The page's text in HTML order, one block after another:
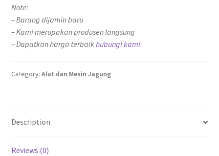
Note:
– Barang dijamin baru
– Kami merupakan produsen langsung
– Dapatkan harga terbaikhubungi kami.
Category: Alat dan Mesin Jagung
Description
Reviews (0)